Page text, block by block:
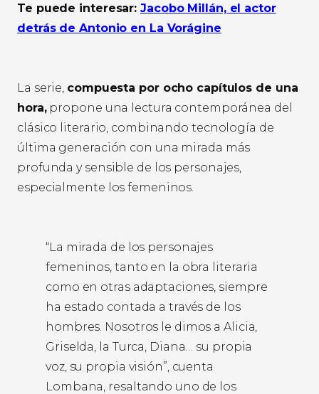
Te puede interesar: Jacobo Millán, el actor
detrás de Antonio en La Vorágine
La serie, compuesta por ocho capítulos de una
hora,propone una lectura contemporánea del
clásico literario, combinando tecnología de
última generación con una mirada más
profunda y sensible de los personajes,
especialmente los femeninos.
“La mirada de los personajes
femeninos, tanto en la obra literaria
como en otras adaptaciones, siempre
ha estado contada a través de los
hombres. Nosotros le dimos a Alicia,
Griselda, la Turca, Diana… su propia
voz, su propia visión”, cuenta
Lombana, resaltando uno de los